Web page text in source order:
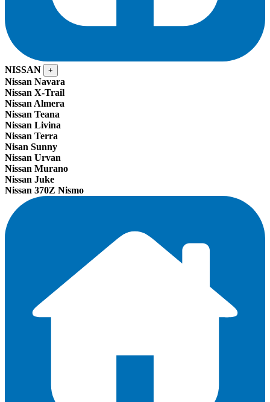
NISSAN +
Nissan Navara
Nissan X-Trail
Nissan Almera
Nissan Teana
Nissan Livina
Nissan Terra
Nisan Sunny
Nissan Urvan
Nissan Murano
Nissan Juke
Nissan 370Z Nismo